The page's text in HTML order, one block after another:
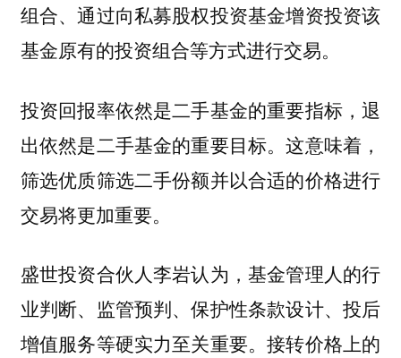
组合、通过向私募股权投资基金增资投资该
基金原有的投资组合等方式进行交易。
投资回报率依然是二手基金的重要指标，退
出依然是二手基金的重要目标。这意味着，
筛选优质筛选二手份额并以合适的价格进行
交易将更加重要。
盛世投资合伙人李岩认为，基金管理人的行
业判断、监管预判、保护性条款设计、投后
增值服务等硬实力至关重要。接转价格上的